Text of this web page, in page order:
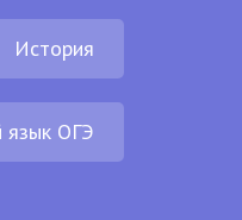
История
язык ОГЭ